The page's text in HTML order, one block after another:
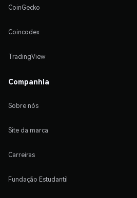
CoinGecko
Coincodex
TradingView
Companhia
Sobre nós
Site da marca
Carreiras
Fundação Estudantil